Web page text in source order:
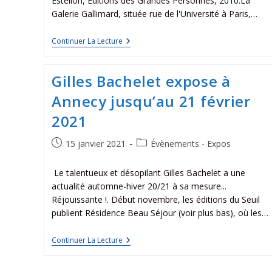
Galerie Gallimard, située rue de l'Université à Paris,…
Continuer La Lecture
Gilles Bachelet expose à
Annecy jusqu’au 21 février
2021
15 janvier 2021 Évènements - Expos
Le talentueux et désopilant Gilles Bachelet a une
actualité automne-hiver 20/21 à sa mesure...
Réjouissante !. Début novembre, les éditions du Seuil
publient Résidence Beau Séjour (voir plus bas), où les…
Continuer La Lecture